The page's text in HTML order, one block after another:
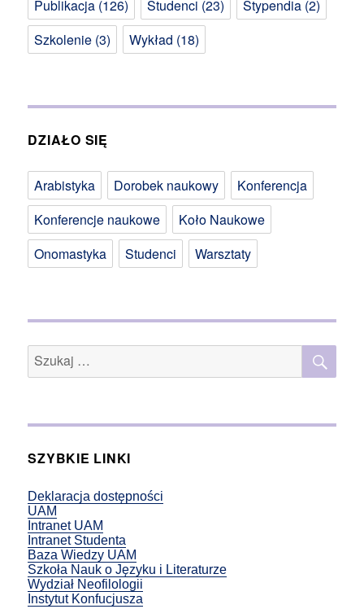
Publikacja (126) Studenci (23) Stypendia (2)
Szkolenie (3) Wykład (18)
DZIAŁO SIĘ
Arabistyka Dorobek naukowy
Konferencja
Konferencje naukowe
Koło Naukowe
Onomastyka
Studenci Warsztaty
SZYBKIE LINKI
Deklaracja dostępności
UAM
Intranet UAM
Intranet Studenta
Baza Wiedzy UAM
Szkoła Nauk o Języku i Literaturze
Wydział Neofilologii
Instytut Konfucjusza